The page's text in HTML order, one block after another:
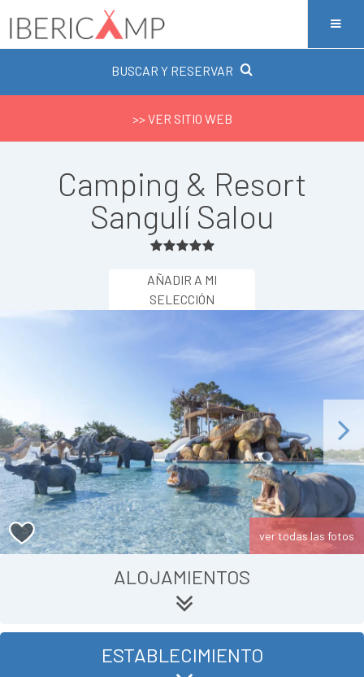
BUSCAR Y RESERVAR
>> VER SITIO WEB
Camping & Resort
Sangulí Salou
AÑADIR A MI
SELECCIÓN
Next
ver todas las fotos
ALOJAMIENTOS
ESTABLECIMIENTO